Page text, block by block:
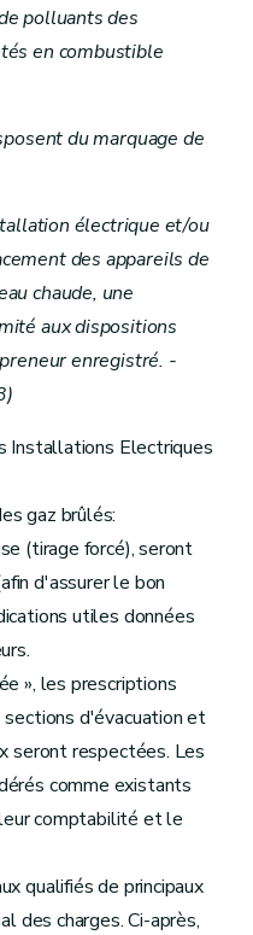
polluants des
en combustible
du marquage de
électrique et/ou
des appareils de
chaude, une
aux dispositions
enregistré. -
Installations Electriques
gaz brûlés:
(tirage forcé), seront
d'assurer le bon
utiles données
», les prescriptions
d'évacuation et
seront respectées. Les
comme existants
comptabilité et le
qualifiés de principaux
des charges. Ci-après,